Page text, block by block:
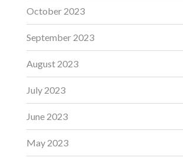
October 2023
September 2023
August 2023
July 2023
June 2023
May 2023